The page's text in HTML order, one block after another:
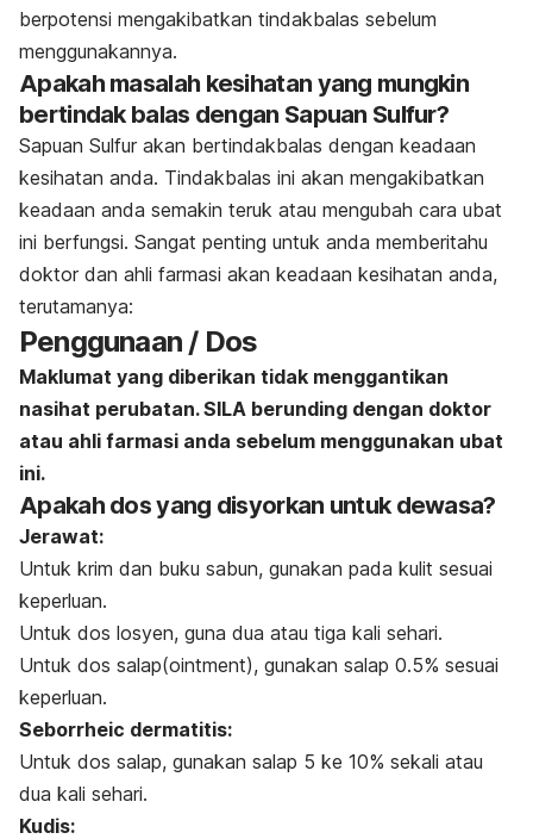
berpotensi mengakibatkan tindakbalas sebelum
menggunakannya.
Apakah masalah kesihatan yang mungkin
bertindak balas dengan Sapuan Sulfur?
Sapuan Sulfur akan bertindakbalas dengan keadaan
kesihatan anda. Tindakbalas ini akan mengakibatkan
keadaan anda semakin teruk atau mengubah cara ubat
ini berfungsi. Sangat penting untuk anda memberitahu
doktor dan ahli farmasi akan keadaan kesihatan anda,
terutamanya:
Penggunaan / Dos
Maklumat yang diberikan tidak menggantikan
nasihat perubatan. SILA berunding dengan doktor
atau ahli farmasi anda sebelum menggunakan ubat
ini.
Apakah dos yang disyorkan untuk dewasa?
Jerawat:
Untuk krim dan buku sabun, gunakan pada kulit sesuai
keperluan.
Untuk dos losyen, guna dua atau tiga kali sehari.
Untuk dos salap(ointment), gunakan salap 0.5% sesuai
keperluan.
Seborrheic dermatitis:
Untuk dos salap, gunakan salap 5 ke 10% sekali atau
dua kali sehari.
Kudis: